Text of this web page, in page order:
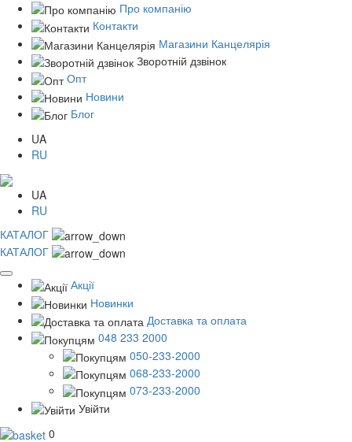
Про компанію
Контакти
Магазини Канцелярія
Зворотній дзвінок
Опт
Новини
Блог
UA
RU
UA
RU
КАТАЛОГ
КАТАЛОГ
Акції
Новинки
Доставка та оплата
048 233 2000
050-233-2000
068-233-2000
073-233-2000
Увійти
0